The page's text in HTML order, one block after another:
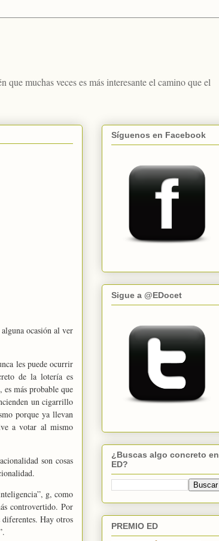
que muchas veces es más interesante el camino que el
ocasión al ver
les puede ocurrir
de la lotería es
más probable que
un cigarrillo
porque ya llevan
a votar al mismo
son cosas
g, como
controvertido. Por
Hay otros
Síguenos en Facebook
Sigue a @EDocet
¿Buscas algo concreto en
ED?
PREMIO ED